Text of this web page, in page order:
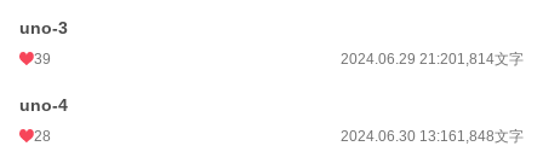
初回完結日時
uno-3
39 2024.06.29 21:201,814文字
uno-4
28 2024.06.30 13:161,848文字